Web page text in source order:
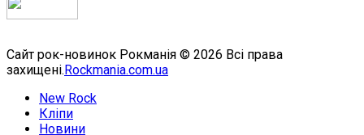
Сайт рок-новинок Рокманія © 2026 Всі права
захищені.Rockmania.com.ua
New Rock
Кліпи
Новини